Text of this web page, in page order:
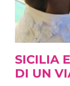
SICILIA
DI UN